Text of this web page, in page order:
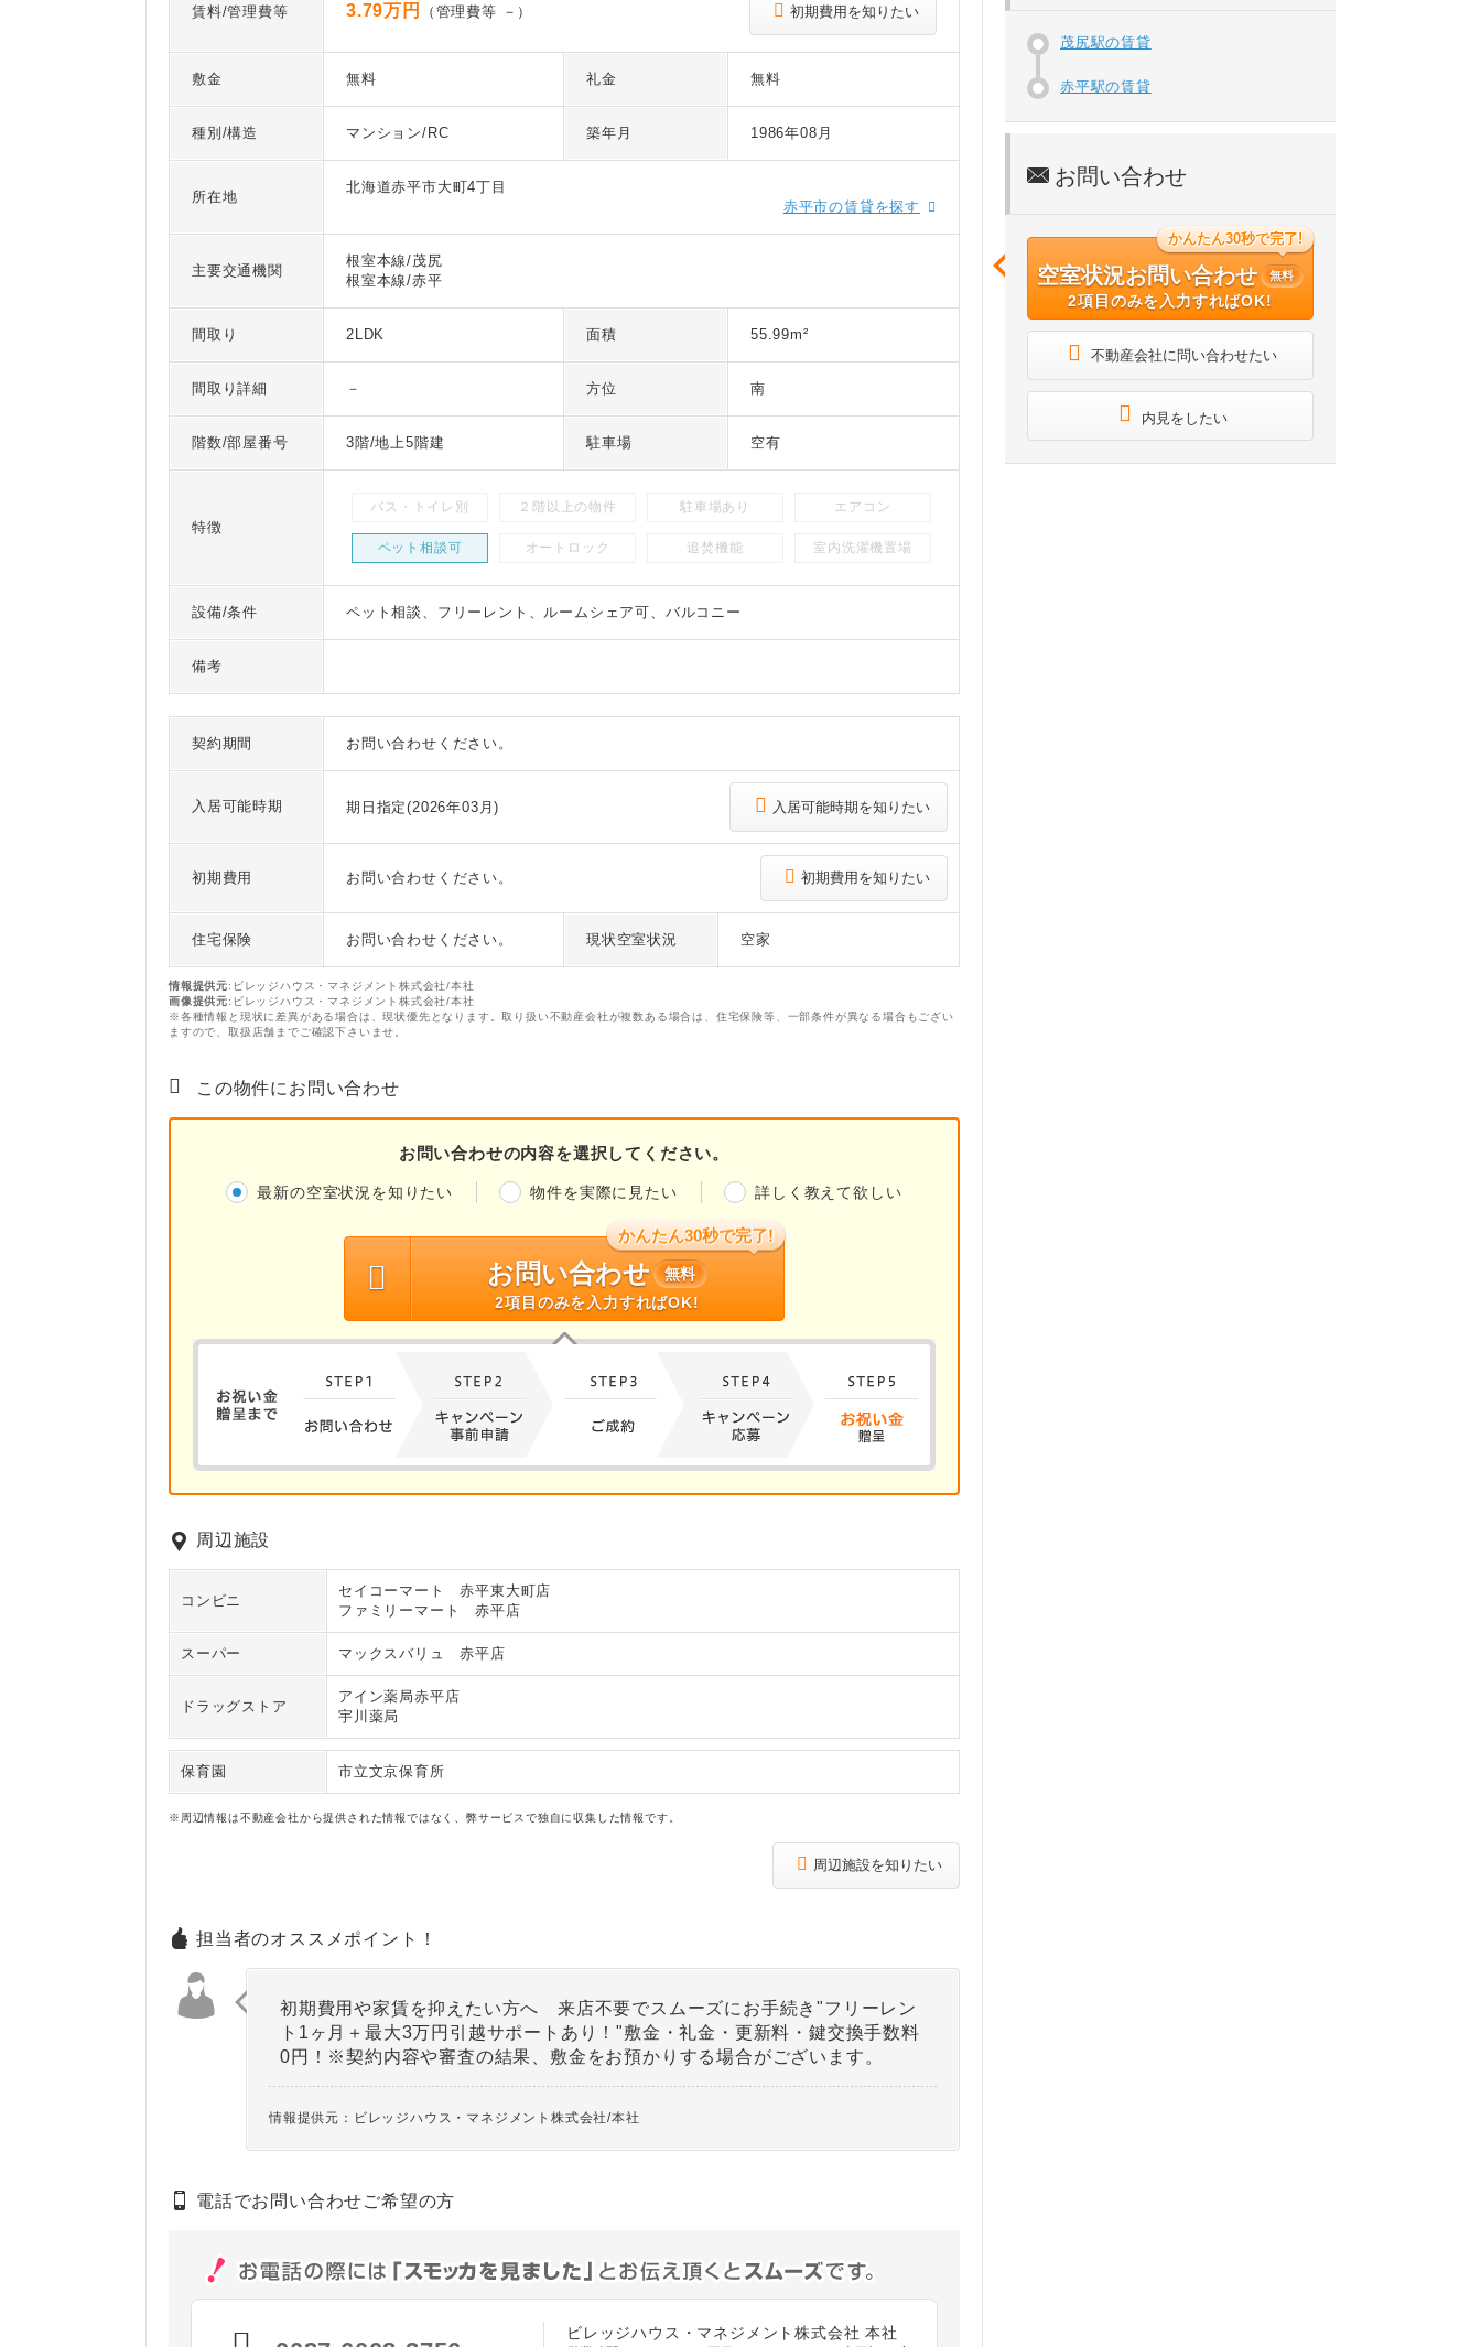
賃料/管理費等 3.79万円 （管理費等 －） 初期費用を知りたい
敷金 無料 礼金 無料
種別/構造 マンション/RC 築年月 1986年08月
所在地
北海道赤平市大町4丁目
赤平市の賃貸を探す
主要交通機関
根室本線/茂尻
根室本線/赤平
間取り 2LDK 面積 55.99m²
間取り詳細 － 方位 南
階数/部屋番号 3階/地上5階建 駐車場 空有
特徴
バス・トイレ別 ２階以上の物件 駐車場あり エアコン
ペット相談可 オートロック 追焚機能 室内洗濯機置場
設備/条件 ペット相談、フリーレント、ルームシェア可、バルコニー
備考
契約期間 お問い合わせください。
入居可能時期 期日指定(2026年03月) 入居可能時期を知りたい
初期費用 お問い合わせください。 初期費用を知りたい
住宅保険 お問い合わせください。 現状空室状況 空家
情報提供元:ビレッジハウス・マネジメント株式会社/本社
画像提供元:ビレッジハウス・マネジメント株式会社/本社
※各種情報と現状に差異がある場合は、現状優先となります。取り扱い不動産会社が複数ある場合は、住宅保険等、一部条件が異なる場合もござい
ますので、取扱店舗までご確認下さいませ。
この物件にお問い合わせ
お問い合わせの内容を選択してください。
最新の空室状況を知りたい 物件を実際に見たい 詳しく教えて欲しい
かんたん30秒で完了!
お問い合わせ
無料
2項目のみを入力すればOK!
周辺施設
コンビニ
セイコーマート 赤平東大町店
ファミリーマート 赤平店
スーパー マックスバリュ 赤平店
ドラッグストア
アイン薬局赤平店
宇川薬局
保育園 市立文京保育所
※周辺情報は不動産会社から提供された情報ではなく、弊サービスで独自に収集した情報です。
周辺施設を知りたい
担当者のオススメポイント！
初期費用や家賃を抑えたい方へ 来店不要でスムーズにお手続き"フリーレン
ト1ヶ月＋最大3万円引越サポートあり！"敷金・礼金・更新料・鍵交換手数料
0円！※契約内容や審査の結果、敷金をお預かりする場合がございます。
情報提供元：ビレッジハウス・マネジメント株式会社/本社
電話でお問い合わせご希望の方
ビレッジハウス・マネジメント株式会社 本社
茂尻駅の賃貸
赤平駅の賃貸
お問い合わせ
かんたん30秒で完了!
空室状況お問い合わせ 無料
2項目のみを入力すればOK!
不動産会社に問い合わせたい
内見をしたい